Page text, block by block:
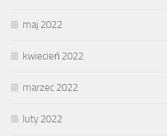
maj 2022
kwiecień 2022
marzec 2022
luty 2022